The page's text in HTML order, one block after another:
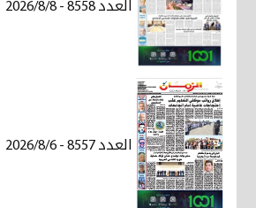
العدد 8558 - 2026/8/8
العدد 8557 - 2026/8/6